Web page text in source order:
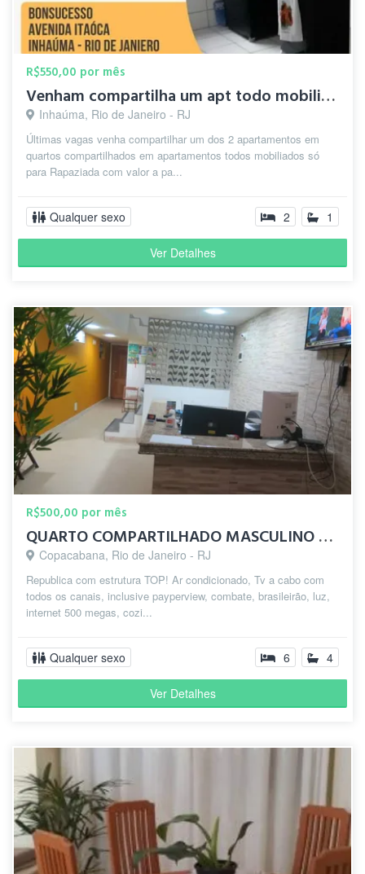
R$550,00 por mês
Venham compartilha um apt todo mobiliado
Inhaúma, Rio de Janeiro - RJ
Últimas vagas venha compartilhar um dos 2 apartamentos em
quartos compartilhados em apartamentos todos mobiliados só
para Rapaziada com valor a pa...
Qualquer sexo 2 1
Ver Detalhes
R$500,00 por mês
QUARTO COMPARTILHADO MASCULINO E FEMININO EM COPACABANA!
Copacabana, Rio de Janeiro - RJ
Republica com estrutura TOP! Ar condicionado, Tv a cabo com
todos os canais, inclusive payperview, combate, brasileirão, luz,
internet 500 megas, cozi...
Qualquer sexo 6 4
Ver Detalhes